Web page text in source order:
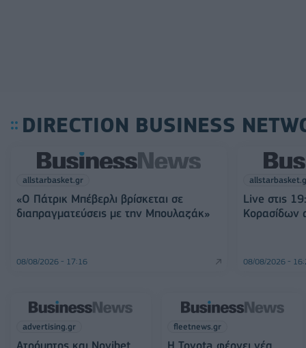
DIRECTION BUSINESS
allstarbasket.gr
«Ο Πάτρικ Μπέβερλι βρίσκεται σε
διαπραγματεύσεις με την Μπουλαζάκ»
08/08/2026 - 17:16
Live στις
Κορασίδων
08/08/2026 -
advertising.gr
Ατρόμητος και Novibet
fleetnews.gr
Η Toyota φέρνει νέα